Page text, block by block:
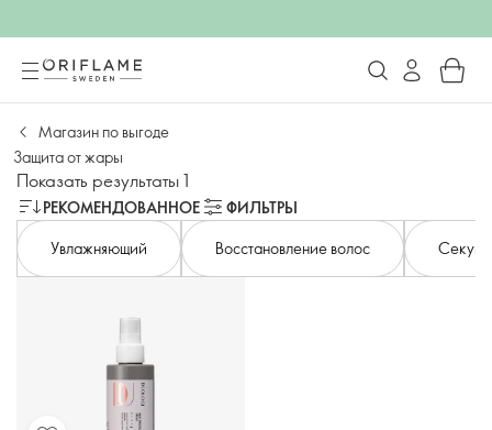
Магазин по выгоде
Защита от жары
Показать результаты 1
РЕКОМЕНДОВАННОЕ
ФИЛЬТРЫ
Увлажняющий
Восстановление волос